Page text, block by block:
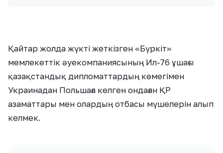
Қайтар жолда жүкті жеткізген «Бүркіт»
мемлекеттік әуекомпаниясының Ил-76 ұшағы
қазақстандық дипломаттардың көмегімен
Украинадан Польшаға келген ондаған ҚР
азаматтары мен олардың отбасы мүшелерін алып
келмек.